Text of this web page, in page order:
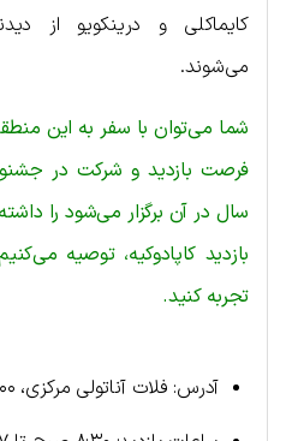
کایماکلی و درینکویو از
می‌شوند.
شما می‌توان با سفر به این
فرصت بازدید و شرکت در
سال در آن برگزار می‌شود را
بازدید کاپادوکیه، توصیه
تجربه کنید.
آدرس: فلات آناتولی مرکزی، ۷۰۰ کیلومتری استانبول